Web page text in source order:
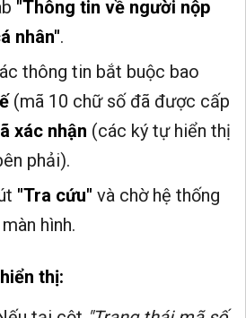
"Thông tin về người nộp
nhân".
thông tin bắt buộc bao
(mã 10 chữ số đã được cấp
xác nhận (các ký tự hiển thị
phải).
"Tra cứu" và chờ hệ thống
hình.
thị: